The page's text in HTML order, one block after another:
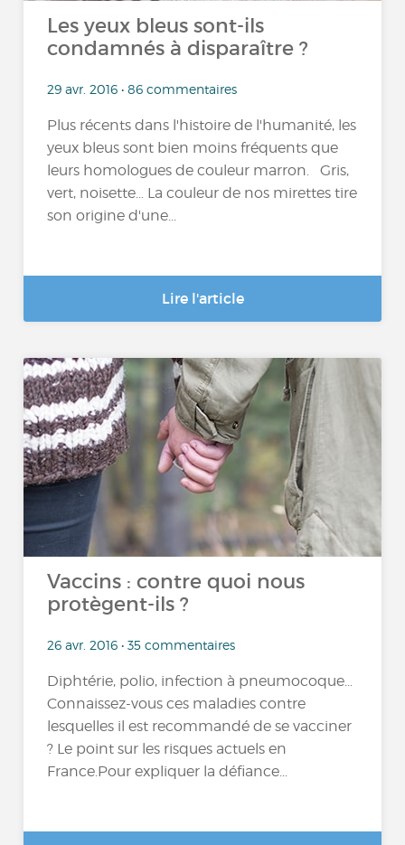
Les yeux bleus sont-ils
condamnés à disparaître ?
29 avr. 2016 • 86 commentaires
Plus récents dans l'histoire de l'humanité, les
yeux bleus sont bien moins fréquents que
leurs homologues de couleur marron. Gris,
vert, noisette… La couleur de nos mirettes tire
son origine d'une...
Lire l'article
Vaccins : contre quoi nous
protègent-ils ?
26 avr. 2016 • 35 commentaires
Diphtérie, polio, infection à pneumocoque...
Connaissez-vous ces maladies contre
lesquelles il est recommandé de se vacciner
? Le point sur les risques actuels en
France.Pour expliquer la défiance...